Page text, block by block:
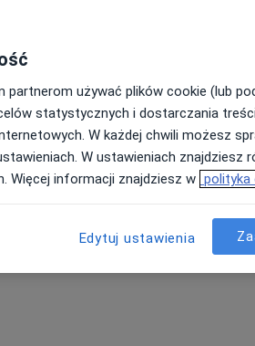
bliskich Twojemu wyszukiwaniu.
Jutro
9 Sie
Pon, Wt,
online nie jest dostępne
partnerom używać plików cookie (lub
statystycznych i dostarczania
W każdej chwili możesz
W ustawieniach znajdziesz
Więcej informacji znajdziesz w polityka
Edytuj ustawienia